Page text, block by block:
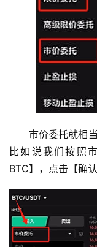
市价委托就相
比如说我们按照
BTC】，点击【确